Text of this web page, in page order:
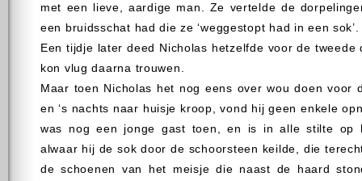
met een lieve, aardige man. Ze vertelde de
een bruidsschat had die ze ‘weggestopt had in een sok’.
Een tijdje later deed Nicholas hetzelfde voor de tweede
kon vlug daarna trouwen.
Maar toen Nicholas het nog eens over wou doen voor
en ‘s nachts naar huisje kroop, vond hij geen enkele
was nog een jonge gast toen, en is in alle stilte op
alwaar hij de sok door de schoorsteen keilde, die
de schoenen van het meisje die naast de haard